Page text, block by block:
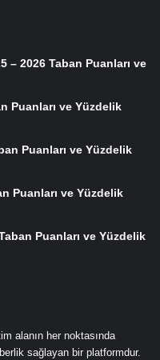
– 2026 Taban Puanları ve
Puanları ve Yüzdelik
Puanları ve Yüzdelik
Puanları ve Yüzdelik
Puanları ve Yüzdelik
alanın her noktasında
sağlayan bir platformdur.